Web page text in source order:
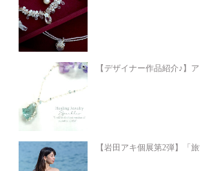
【デザイナー作品紹介♪】
【岩田アキ個展第2弾】「